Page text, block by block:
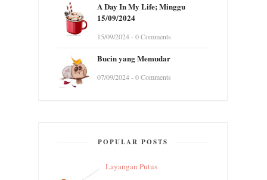
A Day In My Life; Minggu
15/09/2024
15/09/2024 - 0 Comments
Bucin yang Memudar
07/09/2024 - 0 Comments
POPULAR POSTS
Layangan Putus